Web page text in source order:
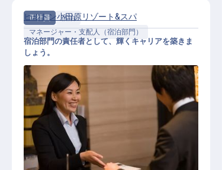
正社員
宿泊
マネージャー・支配人（宿泊部門）
宿泊部門責任者
ヒルトン小田原リゾート&スパ
宿泊部門の責任者として、輝くキャリアを築きま
しょう。